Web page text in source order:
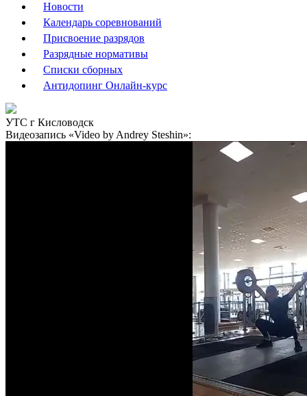
Новости
Календарь соревнований
Присвоение разрядов
Разрядные нормативы
Списки сборных
Антидопинг Онлайн-курс
УТС г Кисловодск
Видеозапись «Video by Andrey Steshin»: